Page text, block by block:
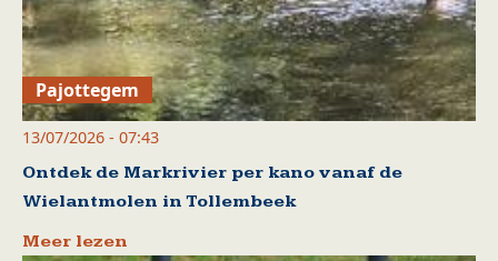
Pajottegem
13/07/2026 - 07:43
Ontdek de Markrivier per kano vanaf de
Wielantmolen in Tollembeek
Meer lezen